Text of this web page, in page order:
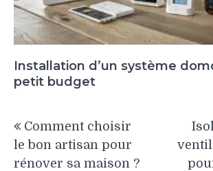
Installation d’un système
petit budget
de
l’article
Comment choisir
le bon artisan pour
rénover sa maison ?